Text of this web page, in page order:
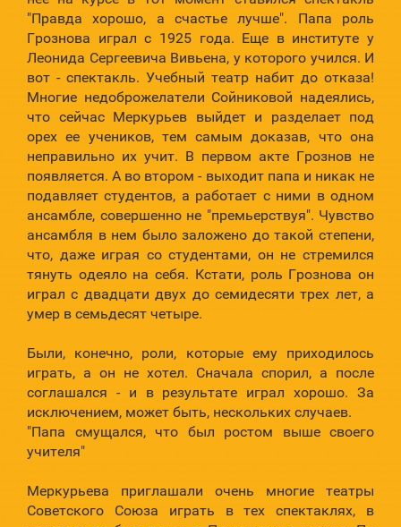
"Правда хорошо, а счастье лучше". Папа роль
Грознова играл с 1925 года. Еще в институте у
Леонида Сергеевича Вивьена, у которого учился. И
вот - спектакль. Учебный театр набит до отказа!
Многие недоброжелатели Сойниковой надеялись,
что сейчас Меркурьев выйдет и разделает под
орех ее учеников, тем самым доказав, что она
неправильно их учит. В первом акте Грознов не
появляется. А во втором - выходит папа и никак не
подавляет студентов, а работает с ними в одном
ансамбле, совершенно не "премьерствуя". Чувство
ансамбля в нем было заложено до такой степени,
что, даже играя со студентами, он не стремился
тянуть одеяло на себя. Кстати, роль Грознова он
играл с двадцати двух до семидесяти трех лет, а
умер в семьдесят четыре.
Были, конечно, роли, которые ему приходилось
играть, а он не хотел. Сначала спорил, а после
соглашался - и в результате играл хорошо. За
исключением, может быть, нескольких случаев.
"Папа смущался, что был ростом выше своего
учителя"
Меркурьева приглашали очень многие театры
Советского Союза играть в тех спектаклях, в